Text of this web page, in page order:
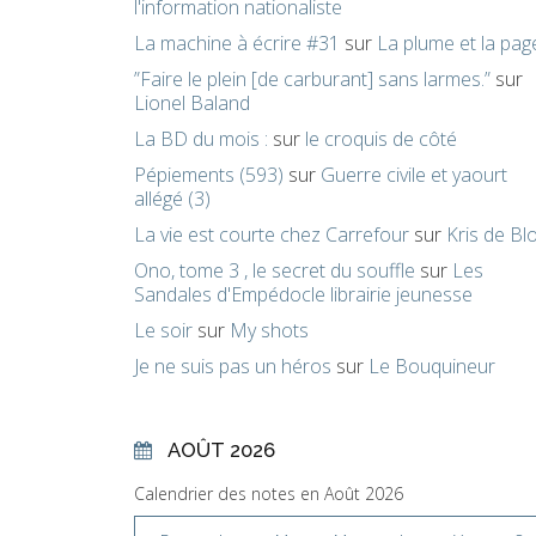
l'information nationaliste
La machine à écrire #31 sur La plume et la
”Faire le plein [de carburant] sans larmes.” sur
Lionel Baland
La BD du mois : sur le croquis de côté
Pépiements (593) sur Guerre civile et yaourt
allégé (3)
La vie est courte chez Carrefour sur Kris de
Ono, tome 3 , le secret du souffle sur Les
Sandales d'Empédocle librairie jeunesse
Le soir sur My shots
Je ne suis pas un héros sur Le Bouquineur
AOÛT 2026
Calendrier des notes en Août 2026